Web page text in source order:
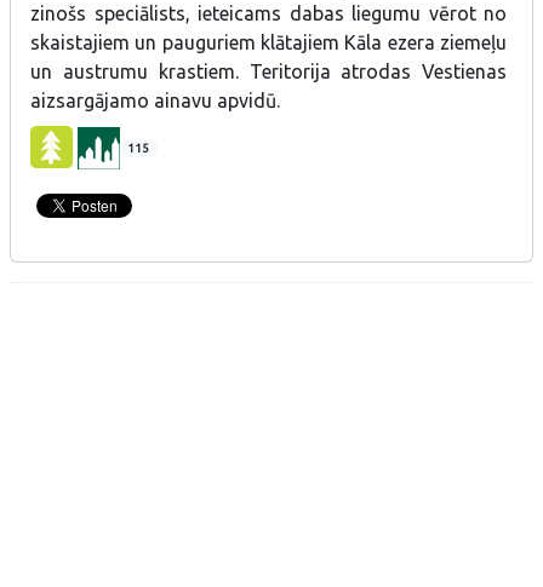
zinošs speciālists, ieteicams dabas liegumu vērot no
skaistajiem un pauguriem klātajiem Kāla ezera ziemeļu
un austrumu krastiem. Teritorija atrodas Vestienas
aizsargājamo ainavu apvidū.
115